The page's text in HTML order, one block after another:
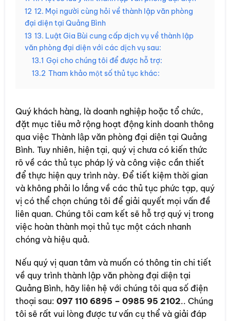
12 12. Mọi người cùng hỏi về thành lập văn phòng
đại diện tại Quảng Bình
13 13. Luật Gia Bùi cung cấp dịch vụ về thành lập
văn phòng đại diện với các dịch vụ sau:
13.1 Gọi cho chúng tôi để được hỗ trợ:
13.2 Tham khảo một số thủ tục khác:
Quý khách hàng, là doanh nghiệp hoặc tổ chức,
đặt mục tiêu mở rộng hoạt động kinh doanh thông
qua việc Thành lập văn phòng đại diện tại Quảng
Bình. Tuy nhiên, hiện tại, quý vị chưa có kiến thức
rõ về các thủ tục pháp lý và công việc cần thiết
để thực hiện quy trình này. Để tiết kiệm thời gian
và không phải lo lắng về các thủ tục phức tạp, quý
vị có thể chọn chúng tôi để giải quyết mọi vấn đề
liên quan. Chúng tôi cam kết sẽ hỗ trợ quý vị trong
việc hoàn thành mọi thủ tục một cách nhanh
chóng và hiệu quả.
Nếu quý vị quan tâm và muốn có thông tin chi tiết
về quy trình thành lập văn phòng đại diện tại
Quảng Bình, hãy liên hệ với chúng tôi qua số điện
thoại sau: 097 110 6895 – 0985 95 2102.. Chúng
tôi sẽ rất vui lòng được tư vấn cụ thể và giải đáp